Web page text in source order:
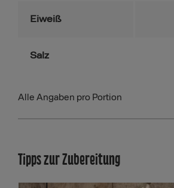
Eiweiß
Salz
Alle Angaben pro Portion
Tipps zur Zubereitung